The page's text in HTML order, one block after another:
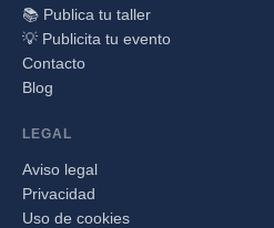
📚 Publica tu taller
💡 Publicita tu evento
Contacto
Blog
LEGAL
Aviso legal
Privacidad
Uso de cookies